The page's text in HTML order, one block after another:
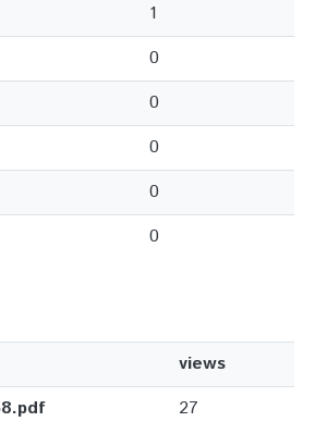
1
0
0
0
0
0
views
27